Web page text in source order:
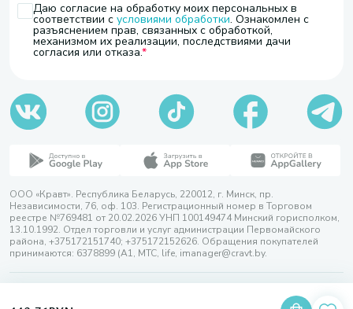
Даю согласие на обработку моих персональных в
соответствии с условиями обработки. Ознакомлен с
разъяснением прав, связанных с обработкой,
механизмом их реализации, последствиями дачи
согласия или отказа.
ООО «Кравт». Республика Беларусь, 220012, г. Минск, пр.
Независимости, 76, оф. 103. Регистрационный номер в Торговом
реестре №769481 от 20.02.2026 УНП 100149474 Минский горисполком,
13.10.1992. Отдел торговли и услуг администрации Первомайского
района, +375172151740; +375172152626. Обращения покупателей
принимаются: 6378899 (А1, МТС, life, imanager@cravt.by.